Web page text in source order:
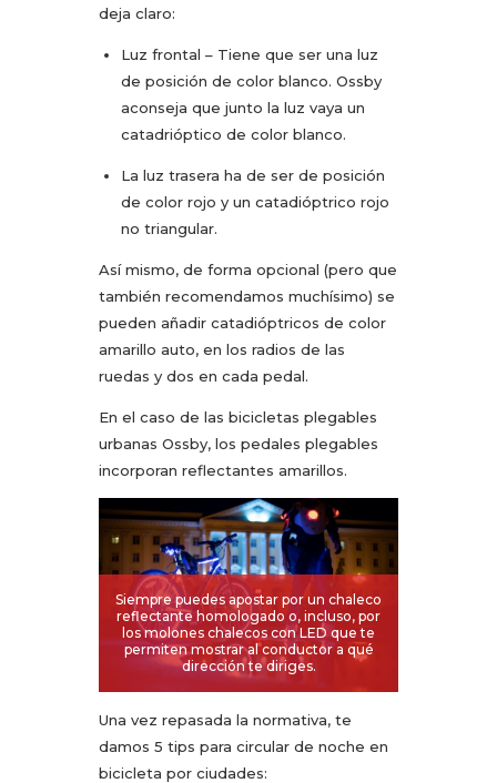
deja claro:
Luz frontal – Tiene que ser una luz
de posición de color blanco. Ossby
aconseja que junto la luz vaya un
catadrióptico de color blanco.
La luz trasera ha de ser de posición
de color rojo y un catadióptrico rojo
no triangular.
Así mismo, de forma opcional (pero que
también recomendamos muchísimo) se
pueden añadir catadióptricos de color
amarillo auto, en los radios de las
ruedas y dos en cada pedal.
En el caso de las bicicletas plegables
urbanas Ossby, los pedales plegables
incorporan reflectantes amarillos.
Siempre puedes apostar por un chaleco
reflectante homologado o, incluso, por
los molones chalecos con LED que te
permiten mostrar al conductor a qué
dirección te diriges.
Una vez repasada la normativa, te
damos 5 tips para circular de noche en
bicicleta por ciudades: